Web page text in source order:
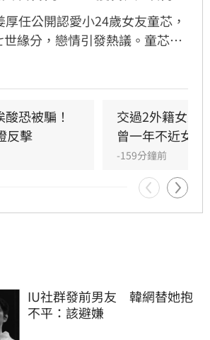
任公開認愛小24歲女友童芯，
緣分，戀情引發熱議。童芯被
擁有146高智商，不僅取得台
源，讓童芯專注研發。童芯除學
備特殊靈性體驗，曾在廟宇創下
筊的奇蹟。兩人超越傳統男女情
與能力互補模式，共同經營科
事業，展開跨越世紀的合作使
恐被騙！
反擊
交過2外籍女友
曾一年不近女色
-159分鐘前
IU社群發前男友　韓網替她抱
不平：該避嫌